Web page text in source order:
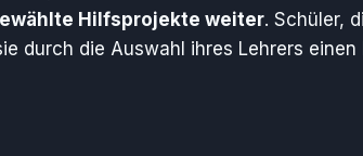
Hilfsprojekte weiter. Schüler,
durch die Auswahl ihres Lehrers